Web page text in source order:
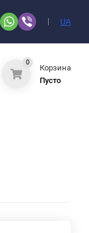
UA
0
Корзина
Пусто